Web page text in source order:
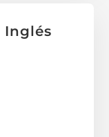
Inglés